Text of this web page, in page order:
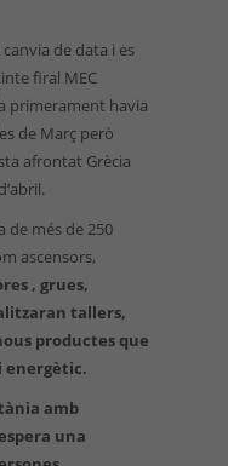
canvia de data i es
firal MEC
primerament havia
de Març però
afrontat Grècia
de més de 250
ascensors,
, grues,
tallers,
productes que
energètic.
amb
una